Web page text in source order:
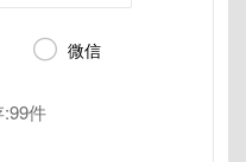
 微信
:99件